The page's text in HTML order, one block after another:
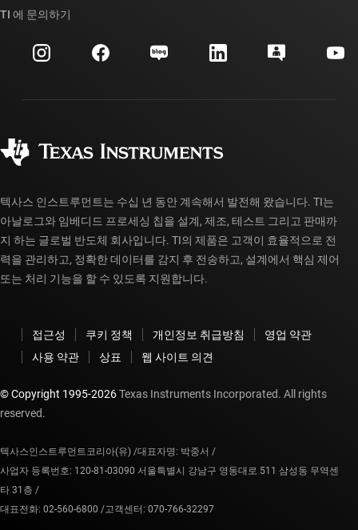
이벤트
투자 관계
대체품 검색
고객 지원 센터
myTI 계정 FAQ
주문 FAQ
TI 에 문의하기
텍사스 인스트루먼트는 수십 년 동안 계속해서 발전해 왔습니다. TI는
아날로그와 임베디드 프로세싱 칩을 설계, 제조, 테스트 그리고 판매까
지 하는 글로벌 반도체 회사입니다. TI의 제품은 고객이 효율적으로 전
력을 관리하고, 정확한 데이터를 감지 후 전송하고, 설계에서 핵심 제어
또는 처리 기능을 할 수 있도록 지원합니다.
접근성 쿠키 정책 개인정보 취급방침
영업 약관
사용 약관
상표 웹 사이트 의견
© Copyright 1995-2026Texas Instruments Incorporated. All rights
reserved.
텍사스인스트루먼트코리아(유) /대표자명: 박중서 /
사업자 등록번호: 120-81-03090 서울특별시 강남구 영동대로 511 삼성동 무역센
타 31층 /
대표전화: 02-560-6800 /고객센터: 070-766-32297